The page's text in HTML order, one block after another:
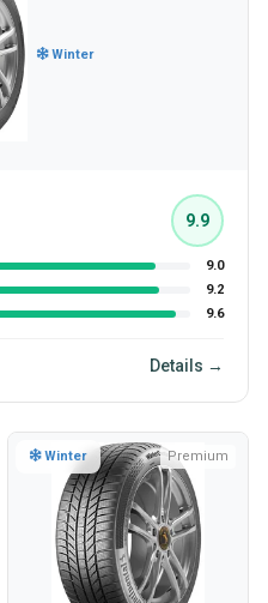
Winter
9.9
9.0
9.2
9.6
Details →
Winter Premium